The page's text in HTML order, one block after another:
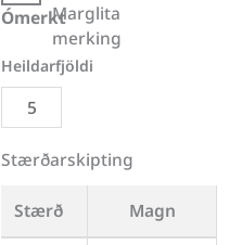
ÓmerktMarglita
merking
Stærðarskipting
Stærð Magn